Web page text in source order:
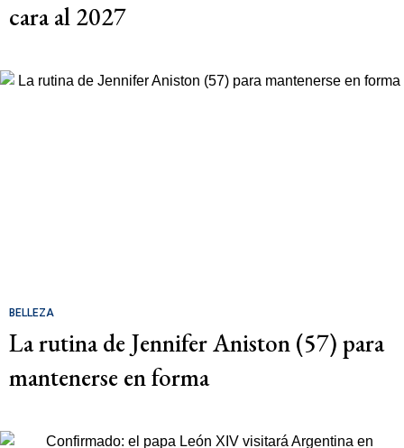
cara al 2027
BELLEZA
La rutina de Jennifer Aniston (57) para
mantenerse en forma